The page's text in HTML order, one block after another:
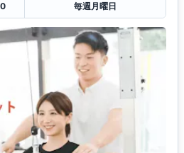
毎週月曜日